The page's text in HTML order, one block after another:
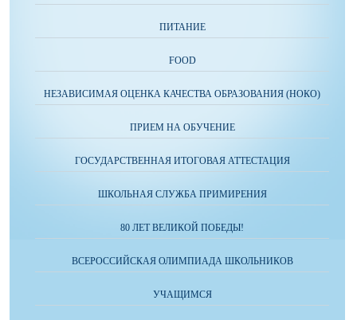
ПИТАНИЕ
FOOD
НЕЗАВИСИМАЯ ОЦЕНКА КАЧЕСТВА ОБРАЗОВАНИЯ (НОКО)
ПРИЕМ НА ОБУЧЕНИЕ
ГОСУДАРСТВЕННАЯ ИТОГОВАЯ АТТЕСТАЦИЯ
ШКОЛЬНАЯ СЛУЖБА ПРИМИРЕНИЯ
80 ЛЕТ ВЕЛИКОЙ ПОБЕДЫ!
ВСЕРОССИЙСКАЯ ОЛИМПИАДА ШКОЛЬНИКОВ
УЧАЩИМСЯ